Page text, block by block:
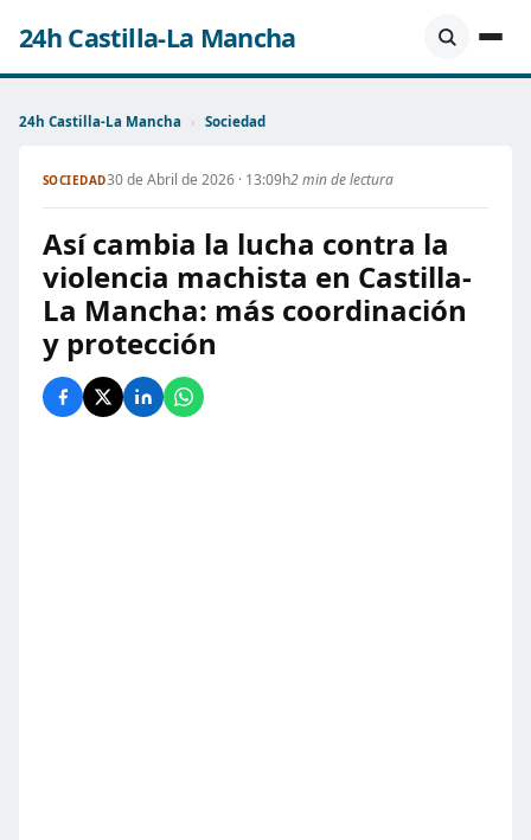
24h Castilla-La Mancha
24h Castilla-La Mancha › Sociedad
SOCIEDAD30 de Abril de 2026 · 13:09h2 min de lectura
Así cambia la lucha contra la
violencia machista en Castilla-
La Mancha: más coordinación
y protección